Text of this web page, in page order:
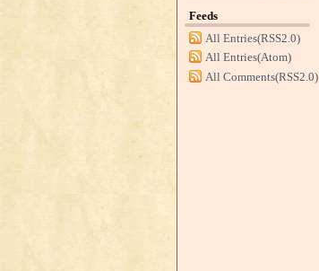
Feeds
All Entries(RSS2.0)
All Entries(Atom)
All Comments(RSS2.0)